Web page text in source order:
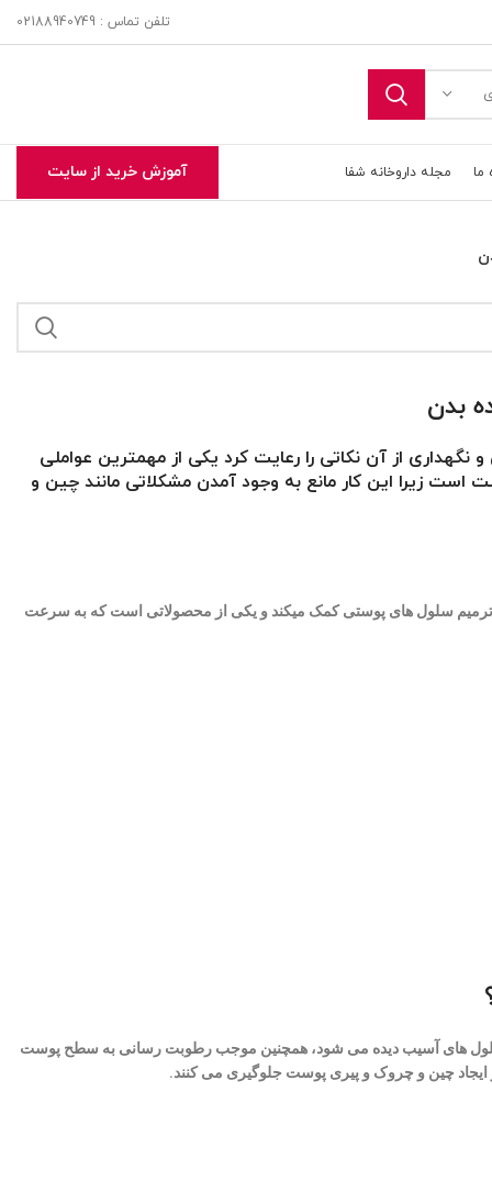
تلفن تماس : 02188940749
ما مجله داروخانه شفا آموزش خرید از سایت
بدن
از آن نکاتی را رعایت کرد یکی از مهمترین عواملی
زیرا این کار مانع به وجود آمدن مشکلاتی مانند چین و
سلول های پوستی کمک میکند و یکی از محصولاتی است که به سرعت
سلول های آسیب دیده می شود، همچنین موجب رطوبت رسانی به سطح پوست
ایجاد چین و چروک و پیری پوست جلوگیری می کنند.